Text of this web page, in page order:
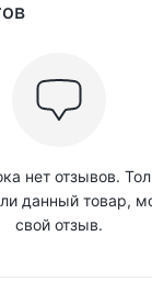
нет отзывов.
данный товар,
свой отзыв.